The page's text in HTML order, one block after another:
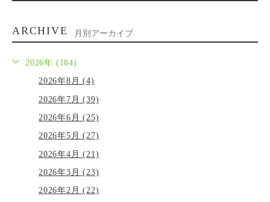
ARCHIVE 月別アーカイブ
2026年 (184)
2026年8月 (4)
2026年7月 (39)
2026年6月 (25)
2026年5月 (27)
2026年4月 (21)
2026年3月 (23)
2026年2月 (22)